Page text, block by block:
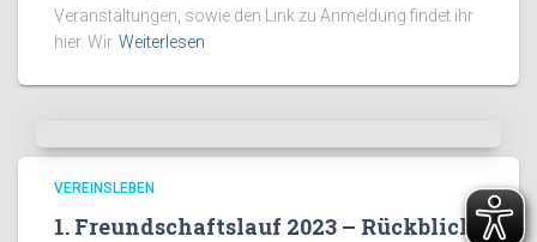
Veranstaltungen, sowie den Link zu Anmeldung findet ihr
hier. Wir Weiterlesen
VEREINSLEBEN
1. Freundschaftslauf 2023 – Rückblick